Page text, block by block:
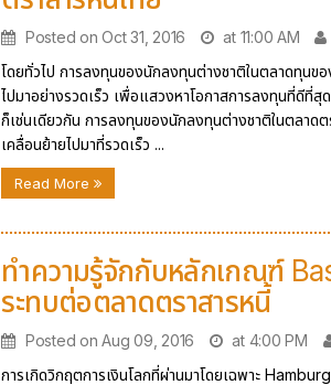
Posted on Oct 31, 2016 at 11:00 AM
โดยทั่วไป การลงทุนของนักลงทุนต่างชาติในตลาดทุนข
ไปมาอย่างรวดเร็ว เพื่อแสวงหาโอกาสการลงทุนที่ดีที่สุ
ก็เช่นเดียวกัน การลงทุนของนักลงทุนต่างชาติในตลาด
เคลื่อนย้ายไปมาที่รวดเร็ว ...
Read More
ทำความรู้จักกับหลักเกณฑ์
ระทบต่อตลาดตราสารหนี้
Posted on Aug 09, 2016 at 4:00 PM
การเกิดวิกฤตการเงินโลกที่ผ่านมาโดยเฉพาะ